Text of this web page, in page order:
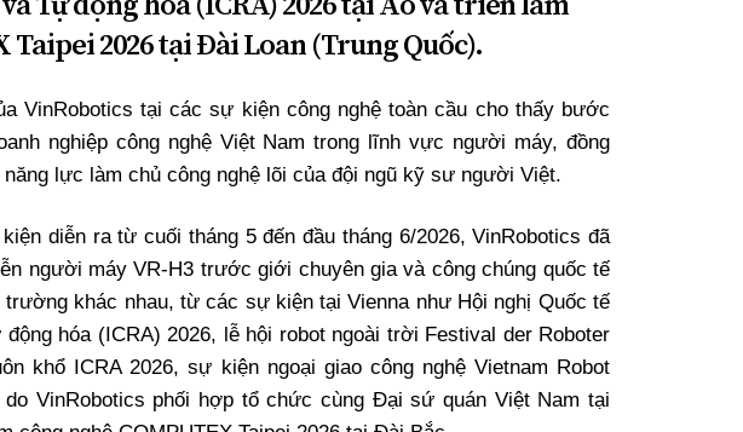
Taipei 2026 tại Đài Loan (Trung Quốc).
VinRobotics tại các sự kiện công nghệ toàn cầu cho thấy bước
nghiệp công nghệ Việt Nam trong lĩnh vực người máy, đồng
lực làm chủ công nghệ lõi của đội ngũ kỹ sư người Việt.
diễn ra từ cuối tháng 5 đến đầu tháng 6/2026, VinRobotics đã
người máy VR-H3 trước giới chuyên gia và công chúng quốc tế
trường khác nhau, từ các sự kiện tại Vienna như Hội nghị Quốc tế
hóa (ICRA) 2026, lễ hội robot ngoài trời Festival der Roboter
khổ ICRA 2026, sự kiện ngoại giao công nghệ Vietnam Robot
do VinRobotics phối hợp tổ chức cùng Đại sứ quán Việt Nam tại